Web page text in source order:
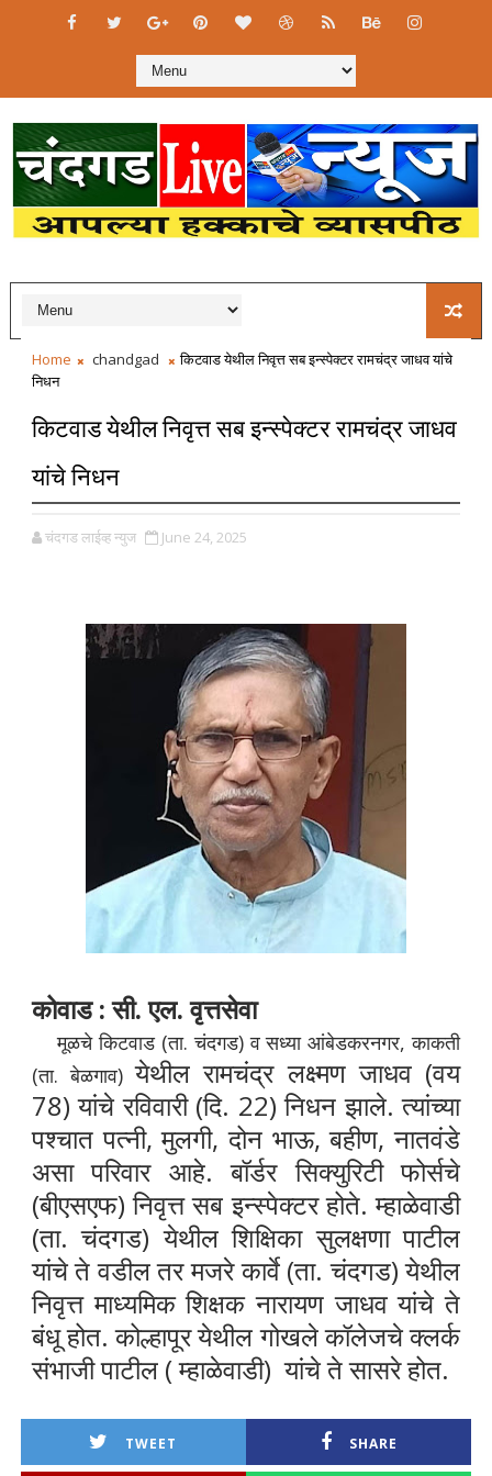
Home chandgad
किटवाड येथील निवृत्त सब इन्स्पेक्टर रामचंद्र जाधव यांचे
निधन
किटवाड येथील निवृत्त सब इन्स्पेक्टर रामचंद्र जाधव
यांचे निधन
चंदगड लाईव्ह न्युज June 24, 2025
कोवाड : सी. एल. वृत्तसेवा
मूळचे किटवाड (ता. चंदगड) व सध्या आंबेडकरनगर, काकती
(ता. बेळगाव)येथील रामचंद्र लक्ष्मण जाधव (वय
78) यांचे रविवारी (दि. 22) निधन झाले. त्यांच्या
पश्चात पत्नी, मुलगी, दोन भाऊ, बहीण, नातवंडे
असा परिवार आहे. बॉर्डर सिक्युरिटी फोर्सचे
(बीएसएफ) निवृत्त सब इन्स्पेक्टर होते. म्हाळेवाडी
(ता. चंदगड) येथील शिक्षिका सुलक्षणा पाटील
यांचे ते वडील तर मजरे कार्वे (ता. चंदगड) येथील
निवृत्त माध्यमिक शिक्षक नारायण जाधव यांचे ते
बंधू होत. कोल्हापूर येथील गोखले कॉलेजचे क्लर्क
संभाजी पाटील ( म्हाळेवाडी) यांचे ते सासरे होत.
TWEET SHARE